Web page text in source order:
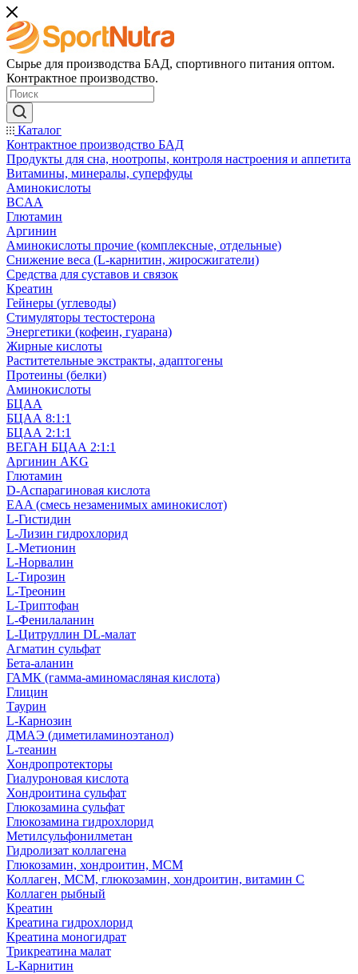
Сырье для производства БАД, спортивного питания оптом.
Контрактное производство.
Каталог
Контрактное производство БАД
Продукты для сна, ноотропы, контроля настроения и аппетита
Витамины, минералы, суперфуды
Аминокислоты
BCAA
Глютамин
Аргинин
Аминокислоты прочие (комплексные, отдельные)
Снижение веса (L-карнитин, жиросжигатели)
Средства для суставов и связок
Креатин
Гейнеры (углеводы)
Стимуляторы тестостерона
Энергетики (кофеин, гуарана)
Жирные кислоты
Раститетельные экстракты, адаптогены
Протеины (белки)
Аминокислоты
БЦАА
БЦАА 8:1:1
БЦАА 2:1:1
ВЕГАН БЦАА 2:1:1
Аргинин AKG
Глютамин
D-Аспарагиновая кислота
EAA (смесь незаменимых аминокислот)
L-Гистидин
L-Лизин гидрохлорид
L-Метионин
L-Норвалин
L-Тирозин
L-Треонин
L-Триптофан
L-Фенилаланин
L-Цитруллин DL-малат
Агматин cульфат
Бета-аланин
ГАМК (гамма-аминомасляная кислота)
Глицин
Таурин
L-Карнозин
ДМАЭ (диметиламиноэтанол)
L-теанин
Хондропротекторы
Гиалуроновая кислота
Хондроитина сульфат
Глюкозамина сульфат
Глюкозамина гидрохлорид
Метилсульфонилметан
Гидролизат коллагена
Глюкозамин, хондроитин, МСМ
Коллаген, МСМ, глюкозамин, хондроитин, витамин С
Коллаген рыбный
Креатин
Креатина гидрохлорид
Креатина моногидрат
Трикреатина малат
L-Карнитин